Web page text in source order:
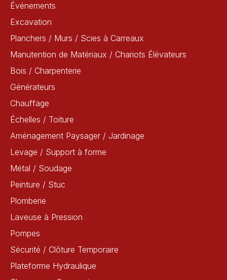
Événements
Excavation
Planchers / Murs / Scies à Carreaux
Manutention de Matériaux / Chariots Élévateurs
Bois / Charpenterie
Générateurs
Chauffage
Échelles / Toiture
Aménagement Paysager / Jardinage
Levage / Support à forme
Métal / Soudage
Peinture / Stuc
Plomberie
Laveuse à Pression
Pompes
Sécurité / Clôture Temporaire
Plateforme Hydraulique